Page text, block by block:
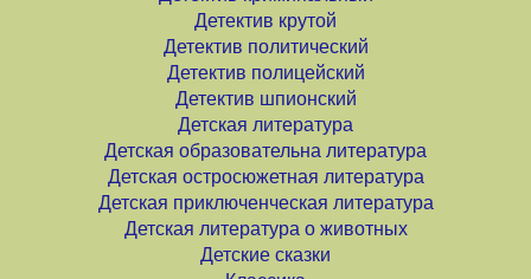
Детектив крутой
Детектив политический
Детектив полицейский
Детектив шпионский
Детская литература
Детская образовательна литература
Детская остросюжетная литература
Детская приключенческая литература
Детская литература о животных
Детские сказки